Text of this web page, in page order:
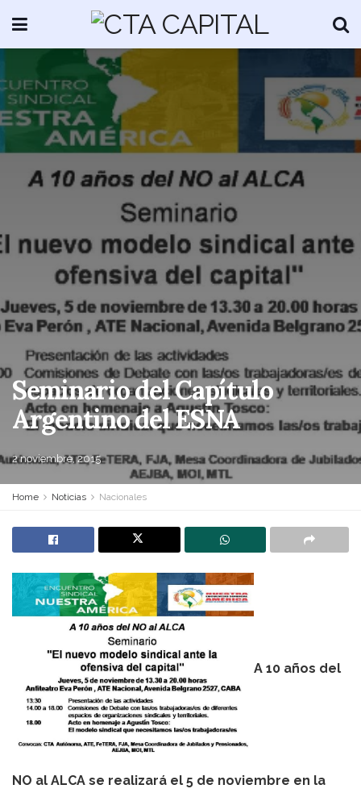
Seminario del Capítulo
Argentino del ESNA
2 noviembre, 2015
Home Noticias Nacionales
A 10 años del
NO al ALCA se realizará el 5 de noviembre en la